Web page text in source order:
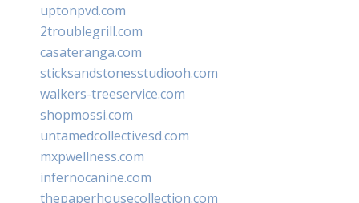
uptonpvd.com
2troublegrill.com
casateranga.com
sticksandstonesstudiooh.com
walkers-treeservice.com
shopmossi.com
untamedcollectivesd.com
mxpwellness.com
infernocanine.com
thepaperhousecollection.com